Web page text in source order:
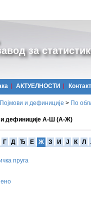
за
АКТУЕЛНОСТИ Контакт
Појмови и дефиниције > По
и дефиниције А-Ш (А-Ж)
Г Д Ђ Е Ж З И Ј К Л
пруга